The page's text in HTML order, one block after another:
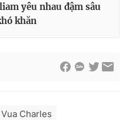
yêu nhau đậm sâu
khăn
Vua Charles